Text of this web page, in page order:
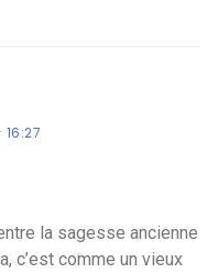
16:27
la sagesse ancienne
c’est comme un vieux